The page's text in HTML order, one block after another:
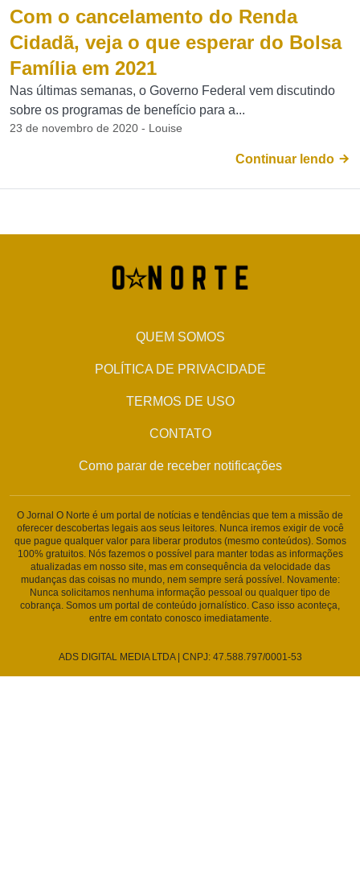
Com o cancelamento do Renda
Cidadã, veja o que esperar do Bolsa
Família em 2021
Nas últimas semanas, o Governo Federal vem discutindo
sobre os programas de benefício para a...
23 de novembro de 2020 - Louise
Continuar lendo
QUEM SOMOS
POLÍTICA DE PRIVACIDADE
TERMOS DE USO
CONTATO
Como parar de receber notificações
O Jornal O Norte é um portal de notícias e tendências que tem a missão de
oferecer descobertas legais aos seus leitores. Nunca iremos exigir de você
que pague qualquer valor para liberar produtos (mesmo conteúdos). Somos
100% gratuitos. Nós fazemos o possível para manter todas as informações
atualizadas em nosso site, mas em consequência da velocidade das
mudanças das coisas no mundo, nem sempre será possível. Novamente:
Nunca solicitamos nenhuma informação pessoal ou qualquer tipo de
cobrança. Somos um portal de conteúdo jornalístico. Caso isso aconteça,
entre em contato conosco imediatamente.
ADS DIGITAL MEDIA LTDA | CNPJ: 47.588.797/0001-53